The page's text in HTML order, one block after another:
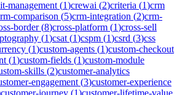
management (1)crewai (2)criteria (1)crm
comparison (5)crm-integration (2)crm-
border(8)cross-platform (1)cross-sell
(1)csat (1)cspm (1)csrd (3)css
(1)custom-agents (1)custom-checkout
(1)custom-fields (1)custom-module
skills (2)customer-analytics
engagement (3)customer-experience
customer-journey (1)customer-lifetime-value